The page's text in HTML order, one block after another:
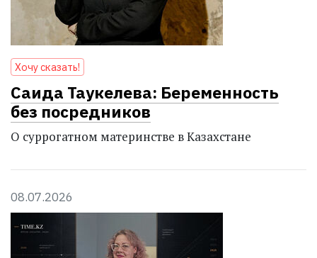
Хочу сказать!
Саида Таукелева: Беременность
без посредников
О суррогатном материнстве в Казахстане
08.07.2026